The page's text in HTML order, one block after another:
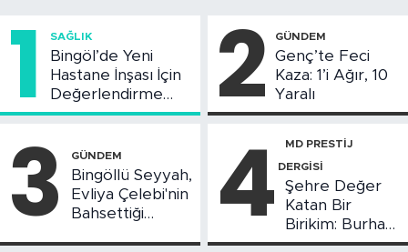
1 SAĞLIK
Bingöl’de Yeni
Hastane İnşası İçin
Değerlendirme
Toplantısı Yapıldı
2 GÜNDEM
Genç’te Feci
Kaza: 1’i Ağır, 10
Yaralı
3 GÜNDEM
Bingöllü Seyyah,
Evliya Çelebi'nin
Bahsettiği
4 MD PRESTİJ
DERGİSİ
Şehre Değer
Katan Bir
Birikim: Burhan
Arıkız